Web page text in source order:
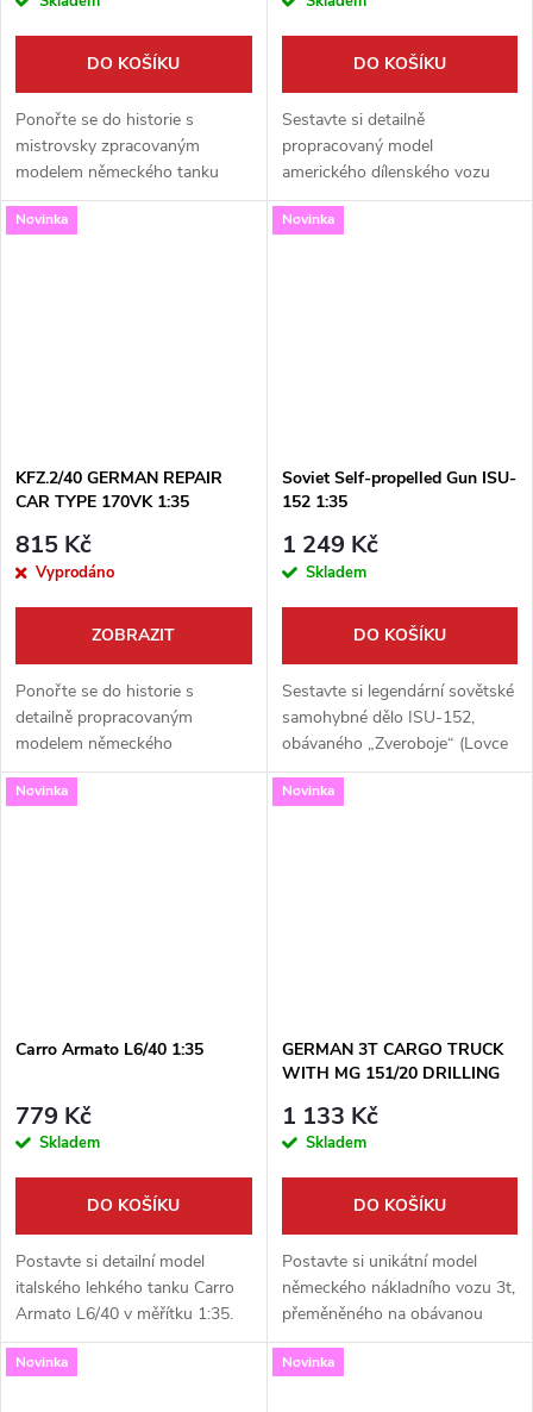
DO KOŠÍKU
Ponořte se do historie s
mistrovsky zpracovaným
modelem německého tanku
Pz.Kpfw.III od Miniartu v
měřítku 1:35. Tato prémiová
DO KOŠÍKU
Sestavte si detailně
propracovaný model
amerického dílenského vozu
1,5t 4x4 s přívěsem v měřítku
1:35. Tato stavebnice od firmy
Novinka
KFZ.2/40 GERMAN REPAIR
CAR TYPE 170VK 1:35
815 Kč
Vyprodáno
ZOBRAZIT
Ponořte se do historie s
detailně propracovaným
modelem německého
opravárenského vozidla
KFZ.2/40 German Repair Car
Novinka
Soviet Self-propelled Gun ISU-
152 1:35
1 249 Kč
Skladem
DO KOŠÍKU
Sestavte si legendární sovětské
samohybné dělo ISU-152,
obávaného „Zveroboje“ (Lovce
zvířat), v detailním měřítku 1:35.
Tato vysoce kvalitní stavebnice
Novinka
Carro Armato L6/40 1:35
779 Kč
Skladem
DO KOŠÍKU
Postavte si detailní model
italského lehkého tanku Carro
Armato L6/40 v měřítku 1:35.
Tato precizní stavebnice od
renomované značky Italeri je
Novinka
GERMAN 3T CARGO TRUCK
WITH MG 151/20 DRILLING
1 133 Kč
Skladem
DO KOŠÍKU
Postavte si unikátní model
německého nákladního vozu 3t,
přeměněného na obávanou
mobilní protiletadlovou
platformu. Tato detailně
Novinka Novinka